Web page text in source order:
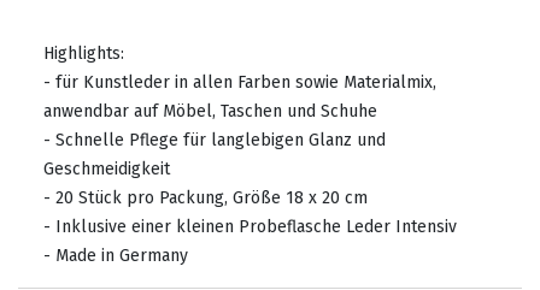
Highlights:
- für Kunstleder in allen Farben sowie Materialmix,
anwendbar auf Möbel, Taschen und Schuhe
- Schnelle Pflege für langlebigen Glanz und
Geschmeidigkeit
- 20 Stück pro Packung, Größe 18 x 20 cm
- Inklusive einer kleinen Probeflasche Leder Intensiv
- Made in Germany